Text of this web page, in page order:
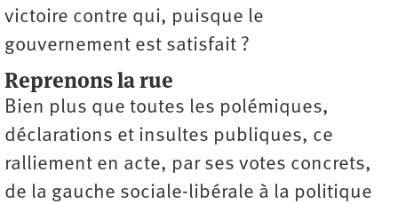
victoire contre qui, puisque le
gouvernement est satisfait ?
Reprenons la rue
Bien plus que toutes les polémiques,
déclarations et insultes publiques, ce
ralliement en acte, par ses votes concrets,
de la gauche sociale-libérale à la politique